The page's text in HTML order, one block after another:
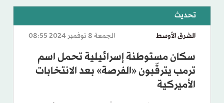
الجمعة 8 نوفمبر 2024 08:55 الشرق الأوسط
سكان مستوطنة إسرائيلية تحمل اسم
ترمب يترقّبون «الفرصة» بعد الانتخابات
الأميركية